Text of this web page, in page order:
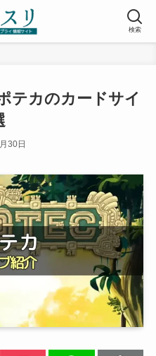
検索
テカのカードサイ
30日